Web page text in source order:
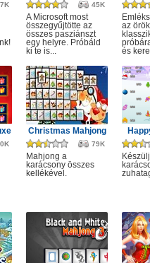
45K
A Microsoft most
összegyűjtötte az
összes pasziánszt
egy helyre. Próbáld
ki te is...
az örök
és
Christmas Mahjong
79K
Mahjong a
karácsony összes
kellékével.